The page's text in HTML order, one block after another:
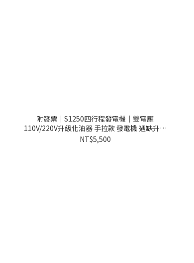
附發票｜S1250四行程發電機｜雙電壓
110V/220V升級化油器 手拉款 發電機 遇缺升級
SE1350
NT$5,500